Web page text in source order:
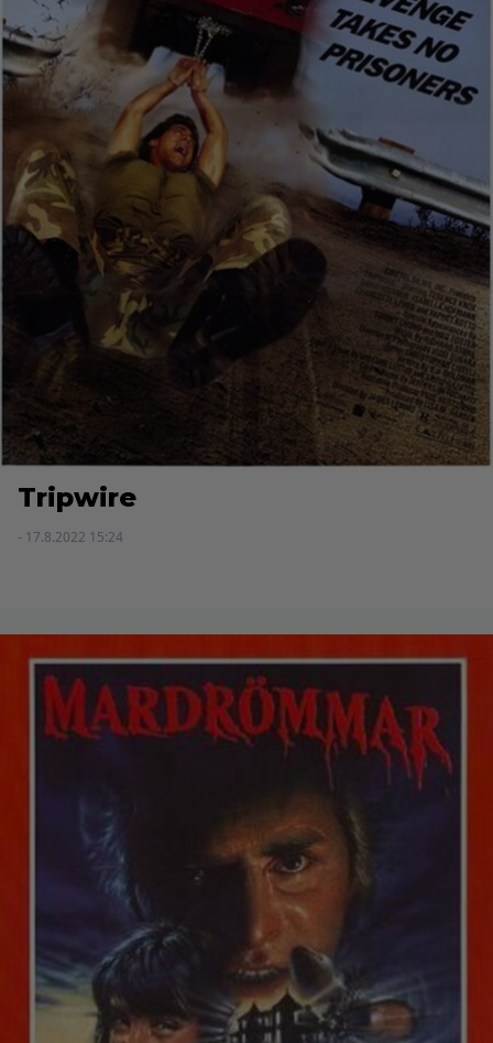
Tripwire
- 17.8.2022 15:24